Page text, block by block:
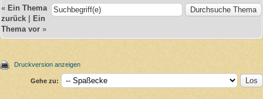
« Ein Thema
zurück
Ein
Thema vor »
Druckversion anzeigen
Gehe zu: